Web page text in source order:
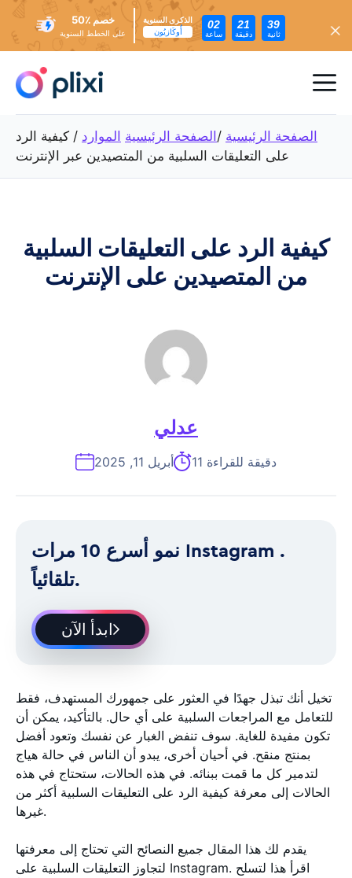
إلى
المحتوى
خصم ٪50
على الخطط السنوية
الذكرى السنوية
أُوكَازيُون
02
ساعة
21
دقيقة
37
ثانية
الصفحة الرئيسية / الصفحة الرئيسية الموارد / كيفية الرد
على التعليقات السلبية من المتصيدين عبر الإنترنت
كيفية الرد على التعليقات السلبية
من المتصيدين على الإنترنت
عدلي
أبريل 11, 2025 11 دقيقة للقراءة
نمو أسرع 10 مرات Instagram .
تلقائياً.
ابدأ الآن
تخيل أنك تبذل جهدًا في العثور على جمهورك المستهدف، فقط
للتعامل مع المراجعات السلبية على أي حال. بالتأكيد، يمكن أن
تكون مفيدة للغاية. سوف تنفض الغبار عن نفسك وتعود أفضل
بمنتج منقح. في أحيان أخرى، يبدو أن الناس في حالة هياج
لتدمير كل ما قمت ببنائه. في هذه الحالات، ستحتاج في هذه
الحالات إلى معرفة كيفية الرد على التعليقات السلبية أكثر من
غيرها.
يقدم لك هذا المقال جميع النصائح التي تحتاج إلى معرفتها
لتجاوز التعليقات السلبية على Instagram. اقرأ هذا لتسلح